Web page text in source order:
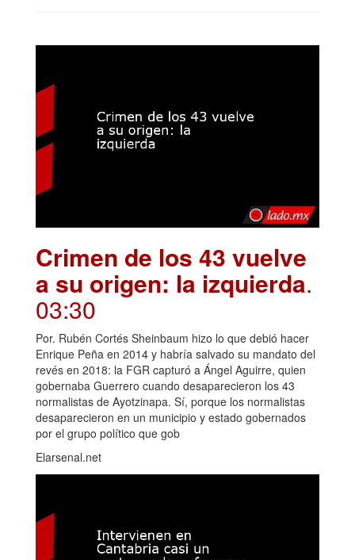
Crimen de los 43 vuelve
a su origen: la izquierda.
03:30
Por. Rubén Cortés Sheinbaum hizo lo que debió hacer
Enrique Peña en 2014 y habría salvado su mandato del
revés en 2018: la FGR capturó a Ángel Aguirre, quien
gobernaba Guerrero cuando desaparecieron los 43
normalistas de Ayotzinapa. Sí, porque los normalistas
desaparecieron en un municipio y estado gobernados
por el grupo político que gob
Elarsenal.net